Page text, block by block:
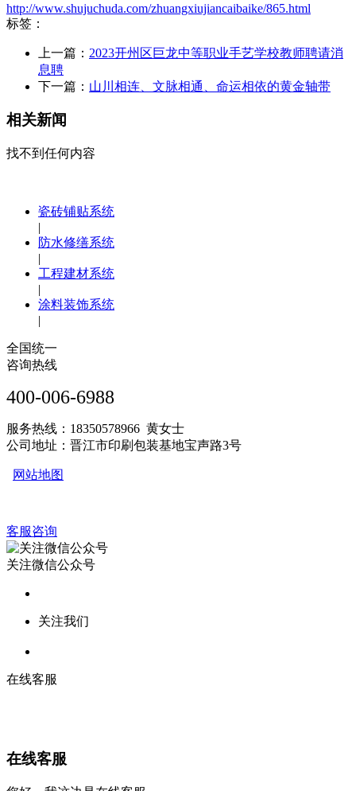
http://www.shujuchuda.com/zhuangxiujiancaibaike/865.html
标签：
上一篇： 2023开州区巨龙中等职业手艺学校教师聘请消
息聘
下一篇： 山川相连、文脉相通、命运相依的黄金轴带
相关新闻
找不到任何内容
瓷砖铺贴系统
|
防水修缮系统
|
工程建材系统
|
涂料装饰系统
|
全国统一
咨询热线
400-006-6988
服务热线：18350578966 黄女士
公司地址：晋江市印刷包装基地宝声路3号
网站地图
客服咨询
关注微信公众号
关注我们
在线客服
在线客服